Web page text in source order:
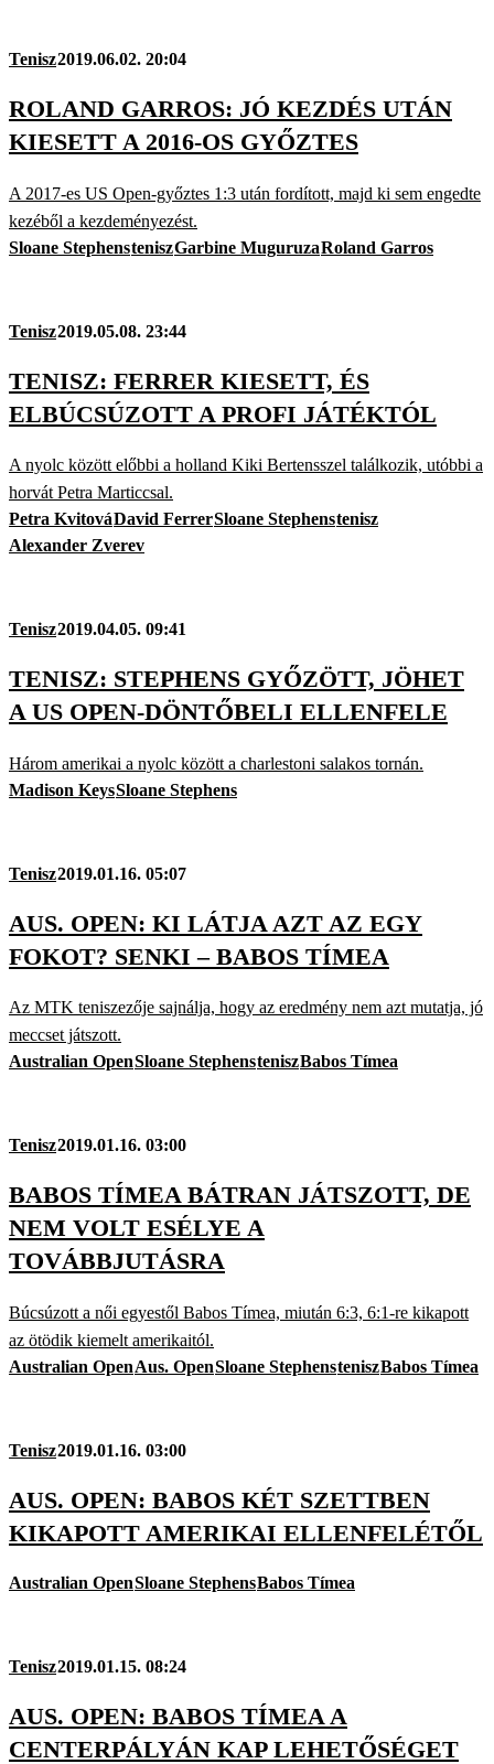
Tenisz2019.06.02. 20:04
ROLAND GARROS: JÓ KEZDÉS UTÁN
KIESETT A 2016-OS GYŐZTES
A 2017-es US Open-győztes 1:3 után fordított, majd ki sem engedte
kezéből a kezdeményezést.
Sloane StephensteniszGarbine MuguruzaRoland Garros
Tenisz2019.05.08. 23:44
TENISZ: FERRER KIESETT, ÉS
ELBÚCSÚZOTT A PROFI JÁTÉKTÓL
A nyolc között előbbi a holland Kiki Bertensszel találkozik, utóbbi a
horvát Petra Marticcsal.
Petra KvitováDavid FerrerSloane Stephenstenisz
Alexander Zverev
Tenisz2019.04.05. 09:41
TENISZ: STEPHENS GYŐZÖTT, JÖHET
A US OPEN-DÖNTŐBELI ELLENFELE
Három amerikai a nyolc között a charlestoni salakos tornán.
Madison KeysSloane Stephens
Tenisz2019.01.16. 05:07
AUS. OPEN: KI LÁTJA AZT AZ EGY
FOKOT? SENKI – BABOS TÍMEA
Az MTK teniszezője sajnálja, hogy az eredmény nem azt mutatja, jó
meccset játszott.
Australian OpenSloane StephensteniszBabos Tímea
Tenisz2019.01.16. 03:00
BABOS TÍMEA BÁTRAN JÁTSZOTT, DE
NEM VOLT ESÉLYE A
TOVÁBBJUTÁSRA
Búcsúzott a női egyestől Babos Tímea, miután 6:3, 6:1-re kikapott
az ötödik kiemelt amerikaitól.
Australian OpenAus. OpenSloane StephensteniszBabos Tímea
Tenisz2019.01.16. 03:00
AUS. OPEN: BABOS KÉT SZETTBEN
KIKAPOTT AMERIKAI ELLENFELÉTŐL
Australian OpenSloane StephensBabos Tímea
Tenisz2019.01.15. 08:24
AUS. OPEN: BABOS TÍMEA A
CENTERPÁLYÁN KAP LEHETŐSÉGET